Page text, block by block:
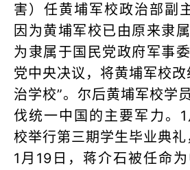
害）任黄埔军校政治部副
因为黄埔军校已由原来隶
为隶属于国民党政府军事
党中央决议，将黄埔军校
治学校”。尔后黄埔军校学
伐统一中国的主要军力。
校举行第三期学生毕业典礼
1月19日，蒋介石被任命